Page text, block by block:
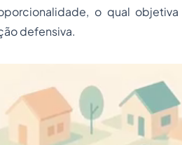
o qual
defensiva.